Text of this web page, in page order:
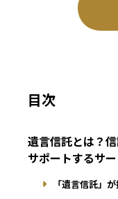
目次
遺言信託とは？
サポートするサ
「遺言信託」